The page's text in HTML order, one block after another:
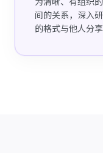
间的关系，深入
的格式与他人分享